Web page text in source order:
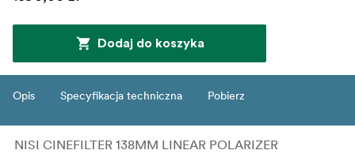
Dodaj do koszyka
Opis Specyfikacja techniczna Pobierz
NISI CINEFILTER 138MM LINEAR POLARIZER